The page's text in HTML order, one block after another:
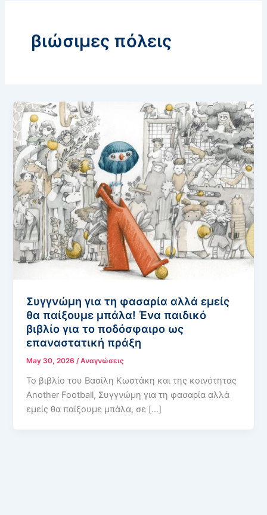
βιώσιμες πόλεις
Συγγνώμη για τη φασαρία αλλά εμείς
θα παίξουμε μπάλα! Ένα παιδικό
βιβλίο για το ποδόσφαιρο ως
επαναστατική πράξη
May 30, 2026/Αναγνώσεις
Το βιβλίο του Βασίλη Κωστάκη και της κοινότητας
Another Football, Συγγνώμη για τη φασαρία αλλά
εμείς θα παίξουμε μπάλα, σε […]